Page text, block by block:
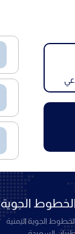
الخطوط الجوية
الجوية اليمنية